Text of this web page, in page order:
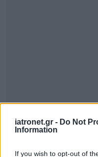
iatronet.gr - Do Not
Information
If you wish to opt-out of